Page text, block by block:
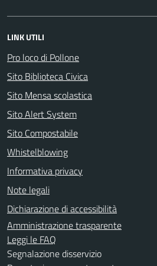
LINK UTILI
Pro loco di Pollone
Sito Biblioteca Civica
Sito Mensa scolastica
Sito Alert System
Sito Compostabile
Whistelblowing
Informativa privacy
Note legali
Dichiarazione di accessibilità
Amministrazione trasparente
Leggi le FAQ
Segnalazione disservizio